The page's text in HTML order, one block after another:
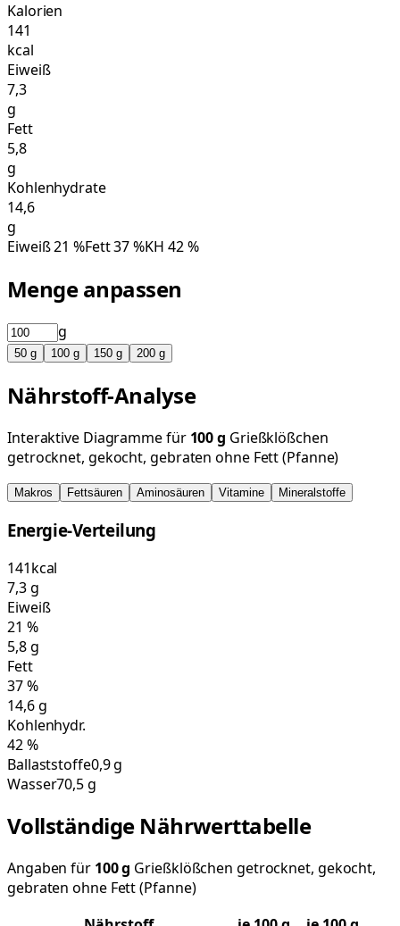
Kalorien
141
kcal
Eiweiß
7,3
g
Fett
5,8
g
Kohlenhydrate
14,6
g
Eiweiß21 %Fett37%KH 42%
Menge anpassen
g
50 g 100 g 150 g 200 g
Nährstoff-Analyse
Interaktive Diagramme für 100g Grießklößchen
getrocknet, gekocht, gebraten ohne Fett (Pfanne)
Makros Fettsäuren Aminosäuren Vitamine Mineralstoffe
Energie-Verteilung
141kcal
7,3g
Eiweiß
21 %
5,8g
Fett
37%
14,6g
Kohlenhydr.
42%
Ballaststoffe0,9 g
Wasser70,5 g
Vollständige Nährwerttabelle
Angaben für 100g Grießklößchen getrocknet, gekocht,
gebraten ohne Fett (Pfanne)